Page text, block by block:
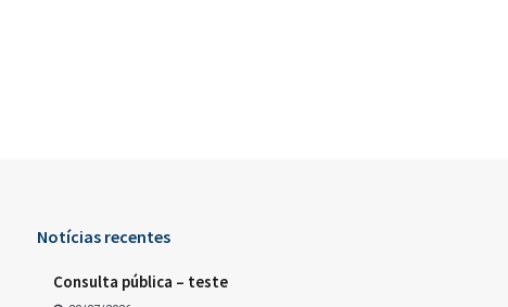
Notícias recentes
Consulta pública – teste